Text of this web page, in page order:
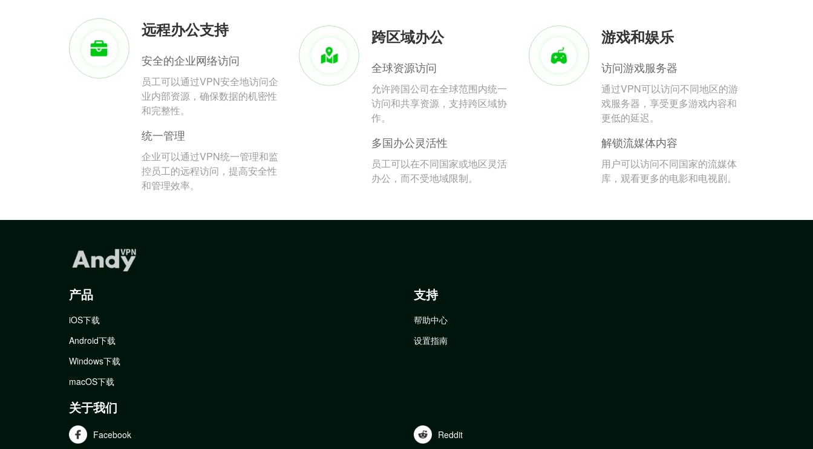
远程办公支持
安全的企业网络访问
员工可以通过VPN安全地访问企
业内部资源，确保数据的机密性
和完整性。
统一管理
企业可以通过VPN统一管理和监
控员工的远程访问，提高安全性
和管理效率。
跨区域办公
全球资源访问
允许跨国公司在全球范围内统一
访问和共享资源，支持跨区域协
作。
多国办公灵活性
员工可以在不同国家或地区灵活
办公，而不受地域限制。
游戏和娱乐
访问游戏服务器
通过VPN可以访问不同地区的游
戏服务器，享受更多游戏内容和
更低的延迟。
解锁流媒体内容
用户可以访问不同国家的流媒体
库，观看更多的电影和电视剧。
产品
iOS下载
Android下载
Windows下载
macOS下载
支持
帮助中心
设置指南
关于我们
Facebook Reddit